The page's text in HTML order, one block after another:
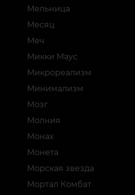
Мельница
Месяц
Меч
Микки Маус
Микрореализм
Минимализм
Мозг
Молния
Монах
Монета
Морская звезда
Мортал Комбат